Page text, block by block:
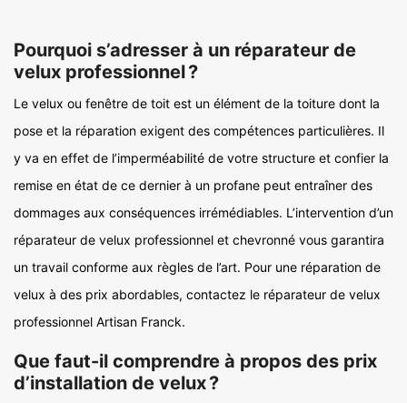
Pourquoi s’adresser à un réparateur de
velux professionnel ?
Le velux ou fenêtre de toit est un élément de la toiture dont la
pose et la réparation exigent des compétences particulières. Il
y va en effet de l’imperméabilité de votre structure et confier la
remise en état de ce dernier à un profane peut entraîner des
dommages aux conséquences irrémédiables. L’intervention d’un
réparateur de velux professionnel et chevronné vous garantira
un travail conforme aux règles de l’art. Pour une réparation de
velux à des prix abordables, contactez le réparateur de velux
professionnel Artisan Franck.
Que faut-il comprendre à propos des prix
d’installation de velux ?